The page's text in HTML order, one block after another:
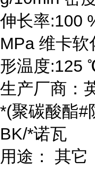
伸长率:100
MPa 维卡
形温度:125
生产厂商：
*(聚碳酸酯#
BK/*诺瓦
用途： 其它